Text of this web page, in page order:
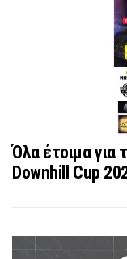
Όλα έτοιμα για
Downhill Cup